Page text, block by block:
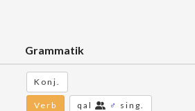
Grammatik
Konj.
Verb qal ♂ sing.